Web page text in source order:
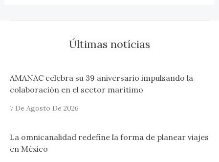
Últimas notícias
AMANAC celebra su 39 aniversario impulsando la
colaboración en el sector marítimo
7 De Agosto De 2026
La omnicanalidad redefine la forma de planear viajes
en México